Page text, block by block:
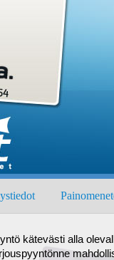
kätevästi alla